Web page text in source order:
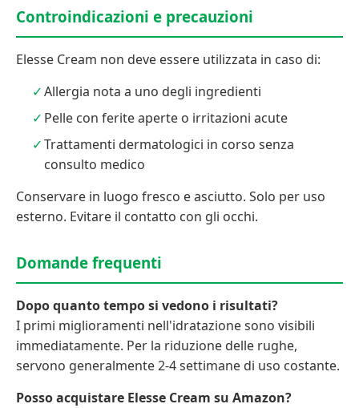
Controindicazioni e precauzioni
Elesse Cream non deve essere utilizzata in caso di:
Allergia nota a uno degli ingredienti
Pelle con ferite aperte o irritazioni acute
Trattamenti dermatologici in corso senza
consulto medico
Conservare in luogo fresco e asciutto. Solo per uso
esterno. Evitare il contatto con gli occhi.
Domande frequenti
Dopo quanto tempo si vedono i risultati?
I primi miglioramenti nell'idratazione sono visibili
immediatamente. Per la riduzione delle rughe,
servono generalmente 2-4 settimane di uso costante.
Posso acquistare Elesse Cream su Amazon?